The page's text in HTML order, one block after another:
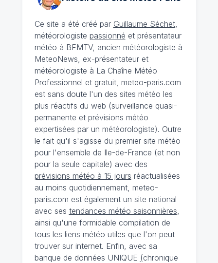
Ce site a été créé par Guillaume Séchet,
météorologiste passionné et présentateur
météo à BFMTV, ancien météorologiste à
MeteoNews, ex-présentateur et
météorologiste à La Chaîne Météo
Professionnel et gratuit, meteo-paris.com
est sans doute l'un des sites météo les
plus réactifs du web (surveillance quasi-
permanente et prévisions météo
expertisées par un météorologiste). Outre
le fait qu'il s'agisse du premier site météo
pour l'ensemble de Ile-de-France (et non
pour la seule capitale) avec des
prévisions météo à 15 jours réactualisées
au moins quotidiennement, meteo-
paris.com est également un site national
avec ses tendances météo saisonnières,
ainsi qu'une formidable compilation de
tous les liens météo utiles que l'on peut
trouver sur internet. Enfin, avec sa
banque de données UNIQUE (chronique